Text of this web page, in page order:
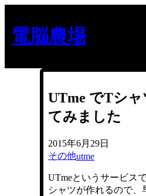
を
ス
ッ
電脳農場
UTme でTシャ
てみました
2015年6月29日
その他utme
UTmeというサービス
シャツが作れるので、